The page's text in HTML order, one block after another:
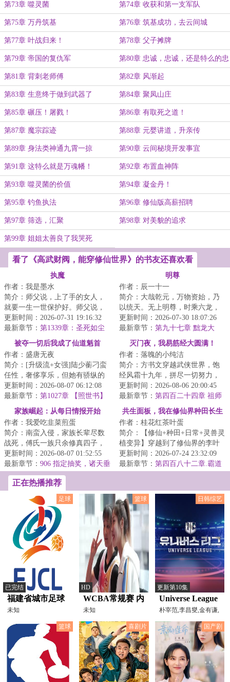
第73章 噬灵菌 第74章 收获和第一支军队
第75章 万丹筑基 第76章 筑基成功，去云间城
第77章 叶战归来！ 第78章 父子摊牌
第79章 帝国的复仇军 第80章 忠诚，忠诚，还是特么的忠
诚！
第81章 背刺老师傅 第82章 风渐起
第83章 生意终于做到武器了 第84章 聚凤山庄
第85章 碾压！屠戮！ 第86章 有取死之道！
第87章 魔宗踪迹 第88章 元婴讲道，升亲传
第89章 身法类神通九霄一掠 第90章 云间秘境开发事宜
第91章 这特么就是万魂幡！ 第92章 布置血神阵
第93章 噬灵菌的价值 第94章 凝金丹！
第95章 钓鱼执法 第96章 修仙版高薪招聘
第97章 筛选，汇聚 第98章 对美貌的追求
第99章 姐姐太善良了我哭死
看了《高武财阀，能穿修仙世界》的书友还喜欢看
执魔
作者：我是墨水
简介：师父说，上了手的女人，
就要一生一世保护好。师父说，
修魔很难，一入魔道永不回头。
师父说，天圆地...
更新时间：2026-07-31 19:16:32
最新章节： 第1339章：圣死如尘
定，梦觉火烧天！
明尊
作者：辰一十一
简介：大哉乾元，万物资始，乃
以统天。无上明尊，时乘六龙，
所其无逸。这是一个土著主角的
穿越者老爷爷苏...
更新时间：2026-07-30 18:07:26
最新章节： 第九十七章 黜龙大
愿，八面围杀
被夺一切后我成了仙道魁首
作者：盛唐无夜
简介：[升级流+女强]陆少蘅刁蛮
任性，奢侈享乐，但她有骄纵的
资本。优越出身、顶尖才情、亲
友宠爱和婚约...
更新时间：2026-08-07 06:12:08
最新章节： 第1027章 【照世书】
灭门夜，我易筋经大圆满！
作者：落魄的小纯洁
简介：方书文穿越武侠世界，饱
经风霜十九年，拼尽一切努力，
却无缘武功大成，只能成为周家
的一个小小护院...
更新时间：2026-08-06 20:00:45
最新章节： 第四百二十四章 祖师
洞
家族崛起：从每日情报开始
作者：我爱吃韭菜煎蛋
简介：南蛮入侵，家族长辈尽数
战死，傅氏一族只余修真四子，
傅长生临危受命担任族长之位，
在家主情报系统...
更新时间：2026-08-07 01:52:55
最新章节： 906 指定抽奖，诸天垂
钓，依附
共生面板，我在修仙界种田长生
作者：桂花红茶叶蛋
简介：【修仙+种田+日常+灵兽灵
植变异】穿越到了修仙界的李叶
获得了五色的绑定面板，能够将
灵兽和灵植进...
更新时间：2026-07-24 23:32:09
最新章节： 第四百八十二章.霸道
正在热播推荐
足球
已完结
福建省城市足球
超级联赛 莆田队
VS福州队
20260718
未知
篮球
HD
WCBA常规赛 内
蒙古农信VS福建
厦门白鹭
20240224（原
声）
未知
日韩综艺
更新第10集
Universe League
朴宰范,李昌燮,金有谦,
李永钦,刘扬扬,张帅
篮球
喜剧片 国产剧